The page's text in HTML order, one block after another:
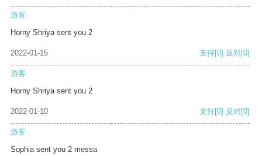
游客
Horny Shriya sent you 2
2022-01-15 支持[0] 反对[0]
游客
Horny Shriya sent you 2
2022-01-10 支持[0] 反对[0]
游客
Sophia sent you 2 messa